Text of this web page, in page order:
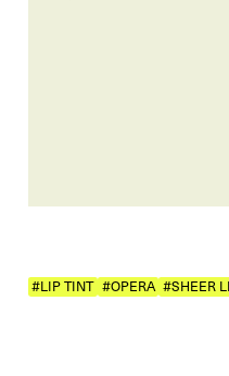
#LIP TINT #OPERA #SHEER